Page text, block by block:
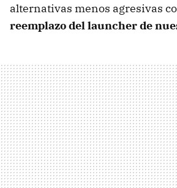
alternativas menos agresivas
reemplazo del launcher de